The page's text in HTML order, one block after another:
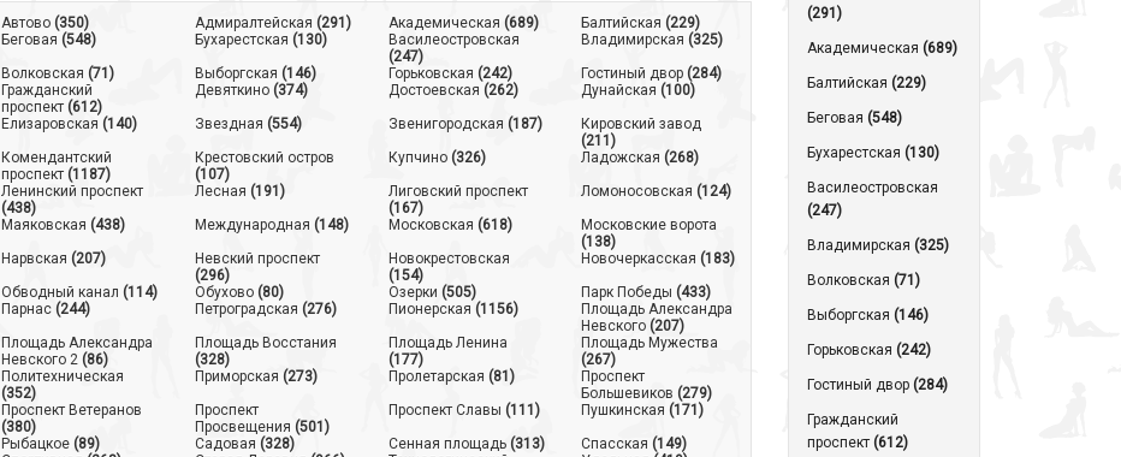
Автово (350) Адмиралтейская (291) Академическая (689) Балтийская (229)
Беговая (548) Бухарестская (130)
Василеостровская
(247)
Владимирская (325)
Волковская (71) Выборгская (146) Горьковская (242) Гостиный двор (284)
Гражданский
проспект (612)
Девяткино(374) Достоевская (262) Дунайская (100)
Елизаровская (140) Звездная (554) Звенигородская (187)
Кировский завод
(211)
Комендантский
проспект (1187)
Крестовский остров
(107)
Купчино(326) Ладожская (268)
Ленинский проспект
(438)
Лесная (191)
Лиговский проспект
(167)
Ломоносовская (124)
Маяковская (438) Международная (148) Московская (618)
Московские ворота
(138)
Нарвская (207)
Невский проспект
(296)
Новокрестовская
(154)
Новочеркасская (183)
Обводный канал (114) Обухово(80) Озерки (505) Парк Победы (433)
Парнас (244) Петроградская (276) Пионерская (1156)
Площадь Александра
Невского (207)
Площадь Александра
Невского 2 (86)
Площадь Восстания
(328)
Площадь Ленина
(177)
Площадь Мужества
(267)
Политехническая
(352)
Приморская (273) Пролетарская (81)
Проспект
Большевиков (279)
Проспект Ветеранов
(380)
Проспект
Просвещения (501)
Проспект Славы (111) Пушкинская (171)
Рыбацкое (89) Садовая (328) Сенная площадь(313) Спасская (149)
(291)
Академическая (689)
Балтийская (229)
Беговая (548)
Бухарестская (130)
Василеостровская
(247)
Владимирская (325)
Волковская (71)
Выборгская (146)
Горьковская (242)
Гостиный двор (284)
Гражданский
проспект (612)